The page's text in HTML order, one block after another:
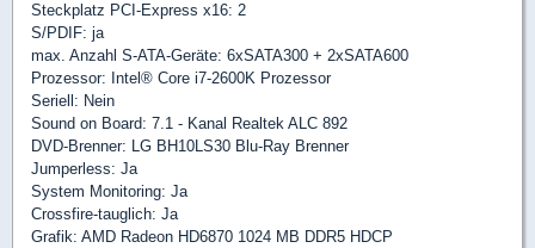
Steckplatz PCI-Express x16: 2
S/PDIF: ja
max. Anzahl S-ATA-Geräte: 6xSATA300 + 2xSATA600
Prozessor: Intel® Core i7-2600K Prozessor
Seriell: Nein
Sound on Board: 7.1 - Kanal Realtek ALC 892
DVD-Brenner: LG BH10LS30 Blu-Ray Brenner
Jumperless: Ja
System Monitoring: Ja
Crossfire-tauglich: Ja
Grafik: AMD Radeon HD6870 1024 MB DDR5 HDCP